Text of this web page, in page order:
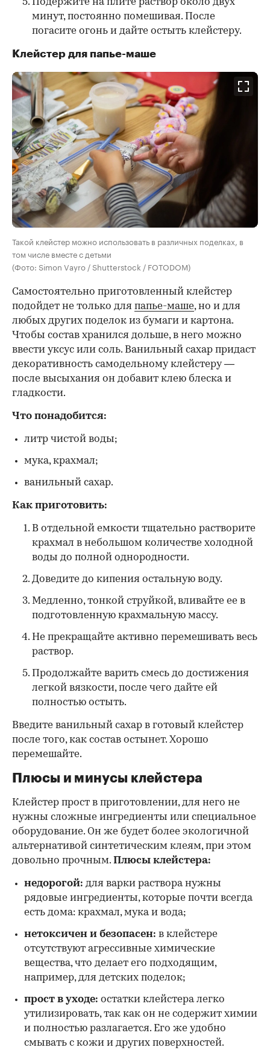
Подержите на плите раствор около двух
минут, постоянно помешивая. После
погасите огонь и дайте остыть клейстеру.
Клейстер для папье-маше
Такой клейстер можно использовать в различных поделках, в
том числе вместе с детьми
(Фото: Simon Vayro / Shutterstock / FOTODOM)
Самостоятельно приготовленный клейстер
подойдет не только для папье-маше, но и для
любых других поделок из бумаги и картона.
Чтобы состав хранился дольше, в него можно
ввести уксус или соль. Ванильный сахар придаст
декоративность самодельному клейстеру —
после высыхания он добавит клею блеска и
гладкости.
Что понадобится:
литр чистой воды;
мука, крахмал;
ванильный сахар.
Как приготовить:
В отдельной емкости тщательно растворите
крахмал в небольшом количестве холодной
воды до полной однородности.
Доведите до кипения остальную воду.
Медленно, тонкой струйкой, вливайте ее в
подготовленную крахмальную массу.
Не прекращайте активно перемешивать весь
раствор.
Продолжайте варить смесь до достижения
легкой вязкости, после чего дайте ей
полностью остыть.
Введите ванильный сахар в готовый клейстер
после того, как состав остынет. Хорошо
перемешайте.
Плюсы и минусы клейстера
Клейстер прост в приготовлении, для него не
нужны сложные ингредиенты или специальное
оборудование. Он же будет более экологичной
альтернативой синтетическим клеям, при этом
довольно прочным. Плюсы клейстера:
недорогой: для варки раствора нужны
рядовые ингредиенты, которые почти всегда
есть дома: крахмал, мука и вода;
нетоксичен и безопасен: в клейстере
отсутствуют агрессивные химические
вещества, что делает его подходящим,
например, для детских поделок;
прост в уходе: остатки клейстера легко
утилизировать, так как он не содержит химии
и полностью разлагается. Его же удобно
смывать с кожи и других поверхностей.